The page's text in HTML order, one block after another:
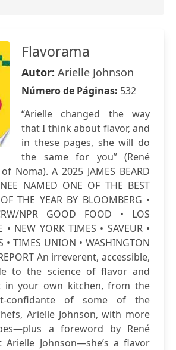
Flavorama
Autor: Arielle Johnson
Número de Páginas: 532
“Arielle changed the way
that I think about flavor, and
in these pages, she will do
the same for you” (René
Noma). A 2025 JAMES BEARD
NAMED ONE OF THE BEST
THE YEAR BY BLOOMBERG •
NPR GOOD FOOD • LOS
• NEW YORK TIMES • SAVEUR •
• TIMES UNION • WASHINGTON
An irreverent, accessible,
to the science of flavor and
in your own kitchen, from the
confidante of some of the
Arielle Johnson, with more
a foreword by René
Arielle Johnson—she’s a flavor